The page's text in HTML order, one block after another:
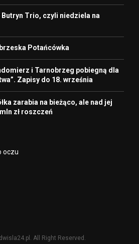
Trio, czyli niedziela na
Potańcówka
i Tarnobrzeg pobiegną dla
Zapisy do 18. września
zarabia na bieżąco, ale nad jej
zł roszczeń
oczu
All Right Reserved.